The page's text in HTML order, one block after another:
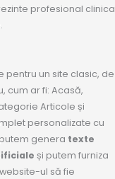
profesional clinica
un site clasic, de
cum ar fi: Acasă,
Articole și
personalizate cu
genera texte
și putem furniza
ul să fie